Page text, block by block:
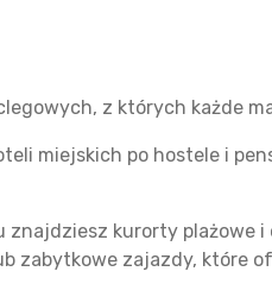
z których każde
miejskich po hostele i
kurorty plażowe
zabytkowe zajazdy, które